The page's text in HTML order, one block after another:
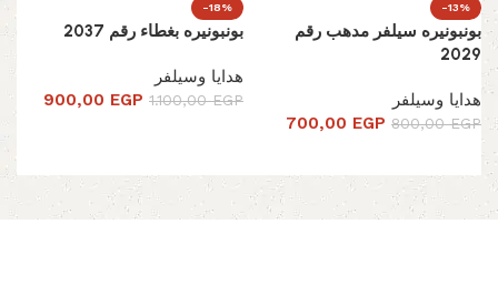
-13%
بونبونيره سيلفر مدهب رقم
2029
هدايا وسيلفر
800,00EGP
700,00 EGP
-18%
بونبونيره بغطاء رقم 2037
هدايا وسيلفر
1.100,00EGP
900,00 EGP